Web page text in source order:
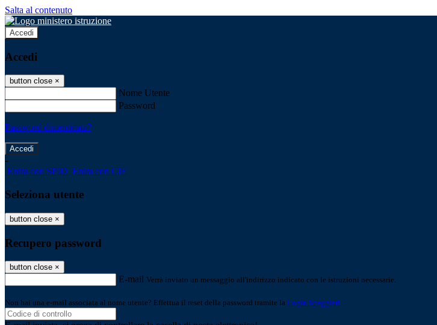
Salta al contenuto
Accedi
Accedi
button close ×
Nome Utente
Password
Password dimenticata?
-
Entra con SPID Entra con CIE
Seleziona utente
button close ×
Recupero password
button close ×
E-mail Verrà inviato un messaggio all'indirizzo indicato con le istruzioni necessarie.
Non hai una e-mail associata al nome utente? Effettua il reset della password tramite la Login Spaggiari